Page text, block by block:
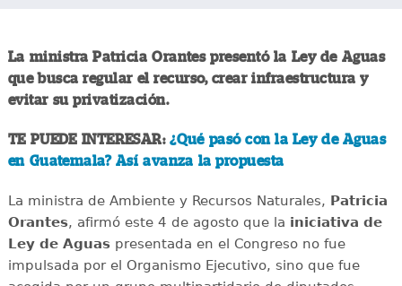
La ministra Patricia Orantes presentó la Ley de Aguas
que busca regular el recurso, crear infraestructura y
evitar su privatización.
TE PUEDE INTERESAR:¿Qué pasó con la Ley de Aguas
en Guatemala? Así avanza la propuesta
La ministra de Ambiente y Recursos Naturales, Patricia
Orantes, afirmó este 4 de agosto que la iniciativa de
Ley de Aguaspresentada en el Congreso no fue
impulsada por el Organismo Ejecutivo, sino que fue